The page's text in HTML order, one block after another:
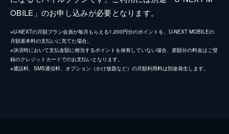
OBILE」のお申し込みが必要となります。
※U-NEXTの月額プラン会員が毎月もらえる1,200円分のポイントを、U-NEXT MOBILEの
月額基本料の支払いに充てた場合。
※決済時において支払金額に相当するポイントを保有していない場合、差額分の料金はご登
録のクレジットカードでのお支払いとなります。
※通話料、SMS通信料、オプション（かけ放題など）の月額利用料は別途発生します。